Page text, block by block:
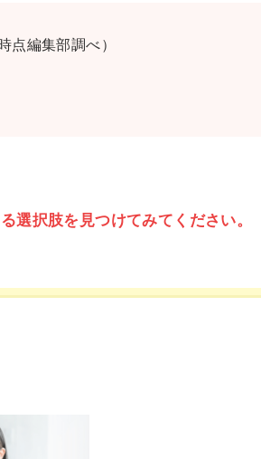
編集部調べ）
選択肢を見つけてみてください。